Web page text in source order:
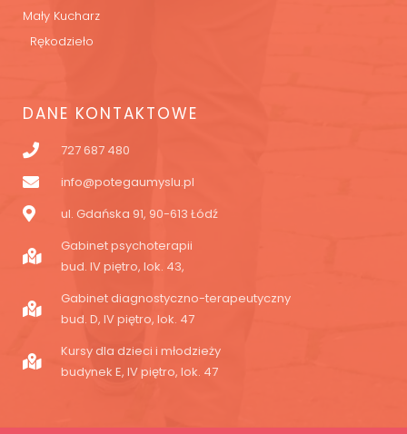
Mały Kucharz
Rękodzieło
DANE KONTAKTOWE
727 687 480
info@potegaumyslu.pl
ul. Gdańska 91, 90-613 Łódź
Gabinet psychoterapii
bud. IV piętro, lok. 43,
Gabinet diagnostyczno-terapeutyczny
bud. D, IV piętro, lok. 47
Kursy dla dzieci i młodzieży
budynek E, IV piętro, lok. 47